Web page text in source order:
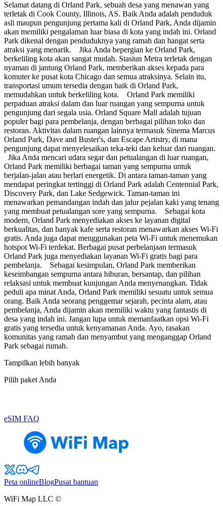
Selamat datang di Orland Park, sebuah desa yang menawan yang
terletak di Cook County, Illinois, AS. Baik Anda adalah penduduk
asli maupun pengunjung pertama kali di Orland Park, Anda dijamin
akan memiliki pengalaman luar biasa di kota yang indah ini. Orland
Park dikenal dengan penduduknya yang ramah dan hangat serta
atraksi yang menarik. Jika Anda bepergian ke Orland Park,
berkeliling kota akan sangat mudah. Stasiun Metra terletak dengan
nyaman di jantung Orland Park, memberikan akses kepada para
komuter ke pusat kota Chicago dan semua atraksinya. Selain itu,
transportasi umum tersedia dengan baik di Orland Park,
memudahkan untuk berkeliling kota. Orland Park memiliki
perpaduan atraksi dalam dan luar ruangan yang sempurna untuk
pengunjung dari segala usia. Orland Square Mall adalah tujuan
populer bagi para pembelanja, dengan berbagai pilihan toko dan
restoran. Aktivitas dalam ruangan lainnya termasuk Sinema Marcus
Orland Park, Dave and Buster's, dan Escape Artistry, di mana
pengunjung dapat menyelesaikan teka-teki dan keluar dari ruangan.
Jika Anda mencari udara segar dan petualangan di luar ruangan,
Orland Park memiliki berbagai taman yang sempurna untuk
berjalan-jalan atau berlari energetik. Di antara taman-taman yang
mendapat peringkat tertinggi di Orland Park adalah Centennial Park,
Discovery Park, dan Lake Sedgewick. Taman-taman ini
menawarkan pemandangan indah dan jalur pejalan kaki yang tenang
yang membuat petualangan sore yang sempurna. Sebagai kota
modern, Orland Park menyediakan akses ke layanan digital
berkualitas, dan banyak kafe serta restoran menawarkan akses Wi-Fi
gratis. Anda juga dapat menggunakan peta Wi-Fi untuk menemukan
hotspot Wi-Fi terdekat. Berbagai pusat perbelanjaan termasuk
Orland Park juga menyediakan layanan Wi-Fi gratis bagi para
pembelanja. Sebagai kesimpulan, Orland Park memberikan
keseimbangan sempurna antara hiburan, bersantap, dan pilihan
relaksasi untuk membuat kunjungan Anda menyenangkan. Tidak
peduli apa minat Anda, Orland Park memiliki sesuatu untuk semua
orang. Baik Anda seorang penggemar sejarah, pecinta alam, atau
pembelanja, Anda dijamin akan memiliki waktu yang fantastis di
desa yang indah ini. Jangan lupa untuk memanfaatkan opsi Wi-Fi
gratis yang tersedia untuk kenyamanan Anda. Ayo, rasakan
komunitas yang ramah dan menyambut yang menganggap Orland
Park sebagai rumah.
Tampilkan lebih banyak
Pilih paket Anda
eSIM FAQ
Peta onlineBlogPusat bantuan
WiFi Map LLC ©